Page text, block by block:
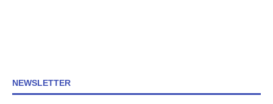
NEWSLETTER